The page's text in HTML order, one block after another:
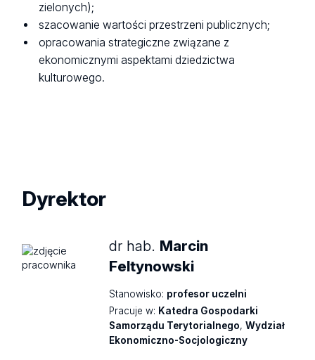
zielonych);
szacowanie wartości przestrzeni publicznych;
opracowania strategiczne związane z
ekonomicznymi aspektami dziedzictwa
kulturowego.
Dyrektor
dr hab. Marcin
Feltynowski
Stanowisko: profesor uczelni
Pracuje w: Katedra Gospodarki
Samorządu Terytorialnego,Wydział
Ekonomiczno-Socjologiczny